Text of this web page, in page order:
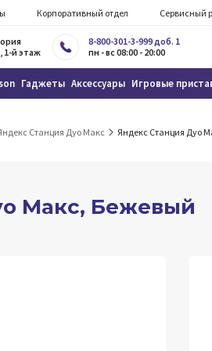
Корпоративный отдел Сервисный
1-й этаж
8-800-301-3-999 доб. 1
пн - вс 08:00 - 20:00
Гаджеты Аксессуары Игровые
Станция Дуо Макс Яндекc Станция Дуо
Макс, Бежевый